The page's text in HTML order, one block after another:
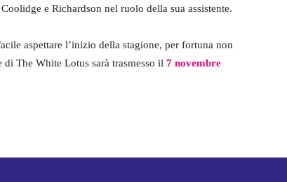
e Richardson nel ruolo della sua assistente.
aspettare l’inizio della stagione, per fortuna non
The White Lotus sarà trasmesso il 7 novembre